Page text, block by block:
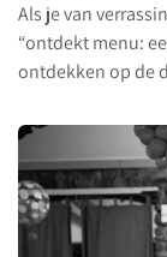
Als je van
“ontdekt menu:
ontdekken op de